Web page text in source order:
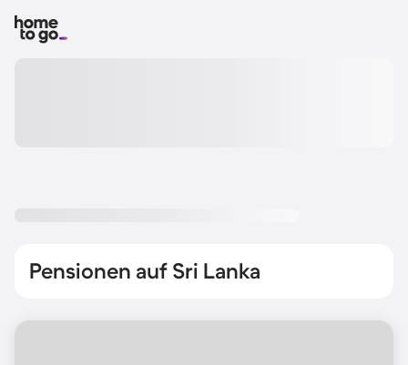
Pensionen auf Sri Lanka